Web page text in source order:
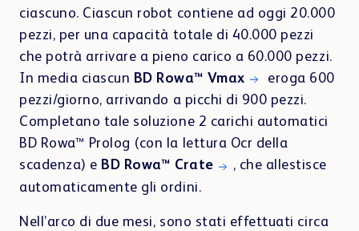
ciascuno. Ciascun robot contiene ad oggi 20.000
pezzi, per una capacità totale di 40.000 pezzi
che potrà arrivare a pieno carico a 60.000 pezzi.
In media ciascun BD Rowa™ Vmax
eroga 600
pezzi/giorno, arrivando a picchi di 900 pezzi.
Completano tale soluzione 2 carichi automatici
BD Rowa™ Prolog (con la lettura Ocr della
scadenza) e BD Rowa™ Crate
, che allestisce
automaticamente gli ordini.
Nell’arco di due mesi, sono stati effettuati circa